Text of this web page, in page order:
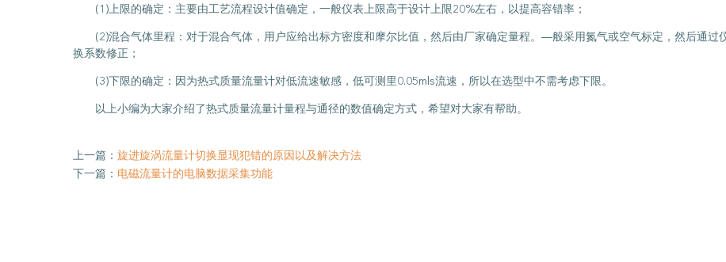
(1)上限的确定：主要由工艺流程设计值确定，一般仪表上限高于设计上限20%左右，以提高容错率；
(2)混合气体里程：对于混合气体，用户应给出标方密度和摩尔比值，然后由厂家确定量程。―般采用氮气或空气标定，然后通过
换系数修正；
(3)下限的确定：因为热式质量流量计对低流速敏感，低可测里0.05mls流速，所以在选型中不需考虑下限。
以上小编为大家介绍了热式质量流量计量程与通径的数值确定方式，希望对大家有帮助。
上一篇：旋进旋涡流量计切换显现犯错的原因以及解决方法
下一篇： 电磁流量计的电脑数据采集功能